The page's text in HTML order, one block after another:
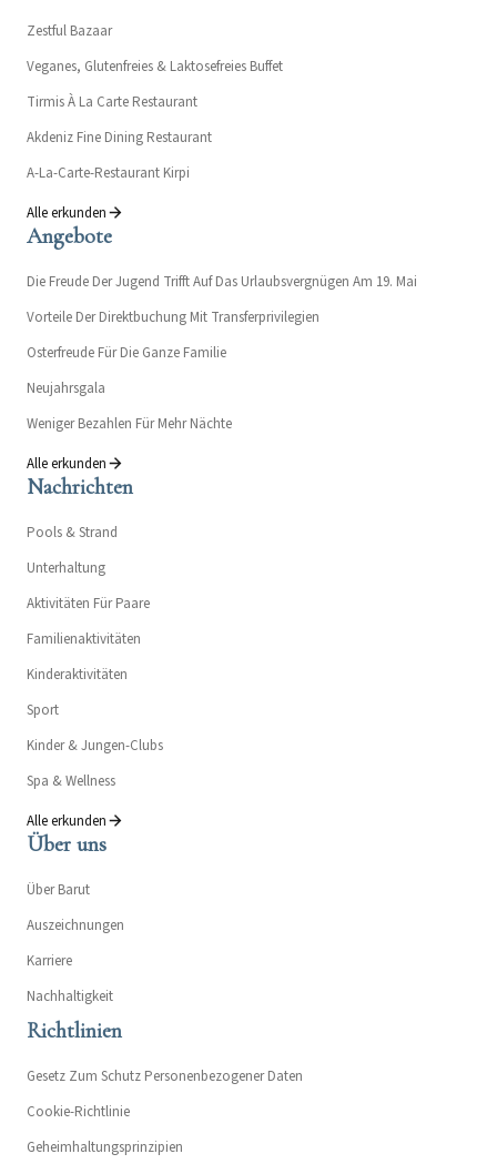
Zestful Bazaar
Veganes, Glutenfreies & Laktosefreies Buffet
Tirmis À La Carte Restaurant
Akdeniz Fine Dining Restaurant
A-La-Carte-Restaurant Kirpi
Alle erkunden
Angebote
Die Freude Der Jugend Trifft Auf Das Urlaubsvergnügen Am 19. Mai
Vorteile Der Direktbuchung Mit Transferprivilegien
Osterfreude Für Die Ganze Familie
Neujahrsgala
Weniger Bezahlen Für Mehr Nächte
Alle erkunden
Nachrichten
Pools & Strand
Unterhaltung
Aktivitäten Für Paare
Familienaktivitäten
Kinderaktivitäten
Sport
Kinder & Jungen-Clubs
Spa & Wellness
Alle erkunden
Über uns
Über Barut
Auszeichnungen
Karriere
Nachhaltigkeit
Richtlinien
Gesetz Zum Schutz Personenbezogener Daten
Cookie-Richtlinie
Geheimhaltungsprinzipien